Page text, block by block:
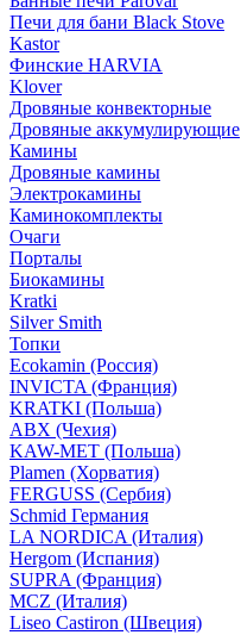
Печи для бани Black Stove
Kastor
Финские HARVIA
Klover
Дровяные конвекторные
Дровяные аккумулирующие
Камины
Дровяные камины
Электрокамины
Каминокомплекты
Очаги
Порталы
Биокамины
Kratki
Silver Smith
Топки
Ecokamin (Россия)
INVICTA (Франция)
KRATKI (Польша)
ABX (Чехия)
KAW-MET (Польша)
Plamen (Хорватия)
FERGUSS (Сербия)
Schmid Германия
LA NORDICA (Италия)
Hergom (Испания)
SUPRA (Франция)
MCZ (Италия)
Liseo Castiron (Швеция)